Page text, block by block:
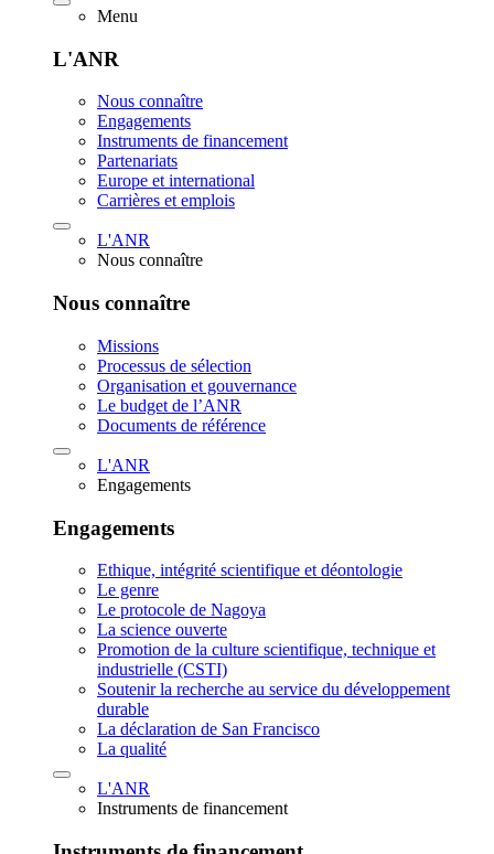
Menu
L'ANR
Nous connaître
Engagements
Instruments de financement
Partenariats
Europe et international
Carrières et emplois
L'ANR
Nous connaître
Nous connaître
Missions
Processus de sélection
Organisation et gouvernance
Le budget de l’ANR
Documents de référence
L'ANR
Engagements
Engagements
Ethique, intégrité scientifique et déontologie
Le genre
Le protocole de Nagoya
La science ouverte
Promotion de la culture scientifique, technique et
industrielle (CSTI)
Soutenir la recherche au service du développement
durable
La déclaration de San Francisco
La qualité
L'ANR
Instruments de financement